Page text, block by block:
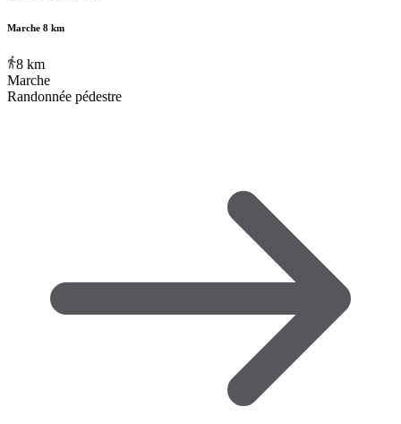
Marche 8 km
8 km
Marche
Randonnée pédestre